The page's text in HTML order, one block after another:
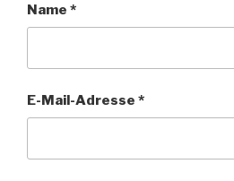
Name *
E-Mail-Adresse *